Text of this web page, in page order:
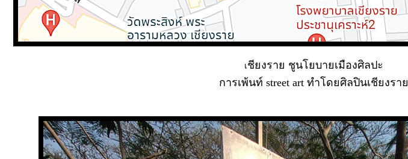
เชียงราย ชูนโยบายเมืองศิลปะ
การเพ้นท์ street art ทำโดยศิลปินเชียงรา